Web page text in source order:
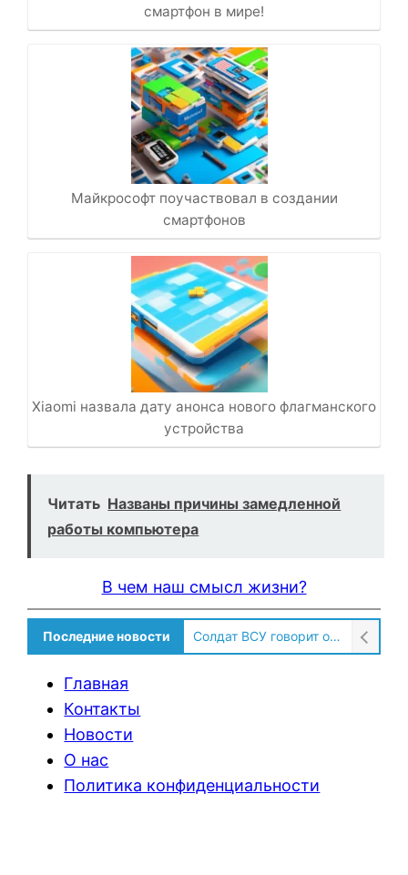
смартфон в мире!
Майкрософт поучаствовал в создании
смартфонов
Xiaomi назвала дату анонса нового флагманского
устройства
Читать Названы причины замедленной
работы компьютера
В чем наш смысл жизни?
Последние новости Солдат ВСУ говорит о том, чтобы продавали топливо для ремонта техники в Угледаре
Главная
Контакты
Новости
О нас
Политика конфиденциальности